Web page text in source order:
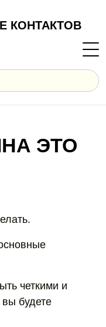
КОНТАКТОВ
ЭТО
четкими и
будете